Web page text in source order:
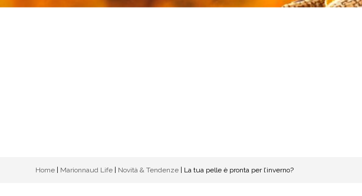
Home Marionnaud Life Novità & Tendenze La tua pelle è pronta per l’inverno?